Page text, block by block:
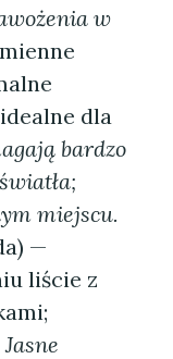
w
dla
bardzo
miejscu.
—
liście z
Jasne